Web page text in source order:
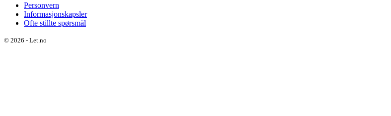
Personvern
Informasjonskapsler
Ofte stillte spørsmål
© 2026 - Let.no